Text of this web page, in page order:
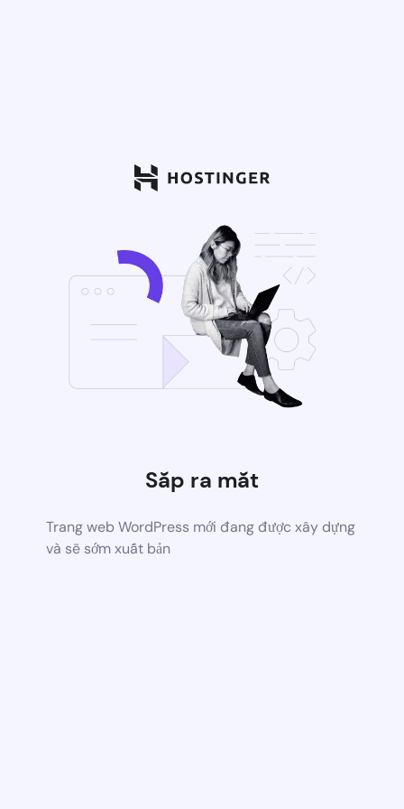
Sắp ra mắt
Trang web WordPress mới đang được xây dựng
và sẽ sớm xuất bản